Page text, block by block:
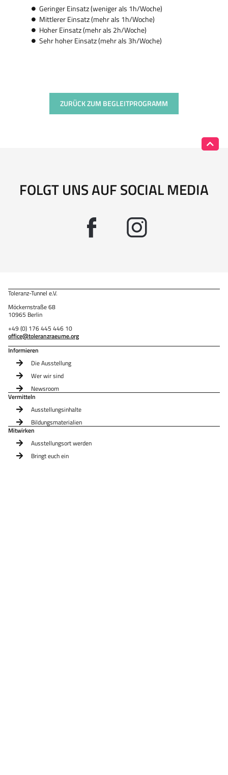
Geringer Einsatz (weniger als 1h/Woche)
Mittlerer Einsatz (mehr als 1h/Woche)
Hoher Einsatz (mehr als 2h/Woche)
Sehr hoher Einsatz (mehr als 3h/Woche)
ZURÜCK ZUM BEGLEITPROGRAMM
FOLGT UNS AUF SOCIAL MEDIA
Toleranz-Tunnel e.V.
Möckernstraße 68
10965 Berlin
+49 (0) 176 445 446 10
office@toleranzraeume.org
Informieren
Die Ausstellung
Wer wir sind
Newsroom
Vermitteln
Ausstellungsinhalte
Bildungsmaterialien
Mitwirken
Ausstellungsort werden
Bringt euch ein